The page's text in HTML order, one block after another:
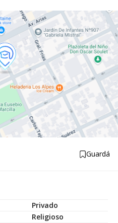
Guardá
Privado
Religioso